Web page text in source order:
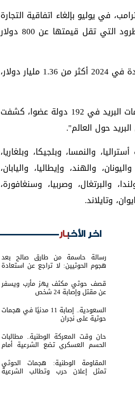
في يوليو بإلغاء اتفاقية التجارة
"دي مينيميس"، وهو استثناء كان يسمح لسنوات بدخول الطرود التي تقل قيمتها عن 800 دولار
وبلغت قيمة شحنات دي مينيميس التي وصلت الولايات المتحدة في 2024 أكثر من 1.36 مليار دولار،
وكانت وكالة الأمم المتحدة للبريد، التي تعزز التعاون بين خدمات البريد في 192 دولة عضوا، كشفت
حول العالم".
والنمسا، وبلجيكا، وبلغاريا،
والهند، وإيطاليا، واليابان،
والبرتغال، وصربيا، وسنغافورة،
وتايلاند.
اخر الأخبار
رسالة حاسمة من طارق صالح بعد
هجوم الحوثيين: لا تراجع عن استعادة
الدولة
قصف حوثي مكثف يهز مأرب ويسفر
عن مقتل وإصابة 24 شخص
السعودية.. إصابة 11 مدنيًا في هجمات
حوثية على نجران
حان وقت المعركة الوطنية.. مطالبات
الحسم العسكري تضع الشرعية أمام
اختبار القرار
المقاومة الوطنية: هجمات الحوثي
تمثل إعلان حرب وتطالب الشرعية
بتحريك الجبهات